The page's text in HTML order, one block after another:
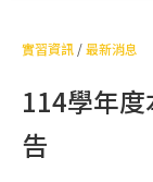
實習資訊 /最新消息
114學年
告